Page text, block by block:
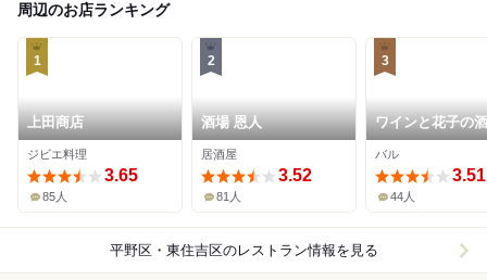
周辺のお店ランキング
1
上田商店
ジビエ料理
3.65
85人
2
酒場 恩人
居酒屋
3.52
81人
3
ワインと花子の
し オラボッサ
バル
3.51
44人
平野区・東住吉区のレストラン情報を見る